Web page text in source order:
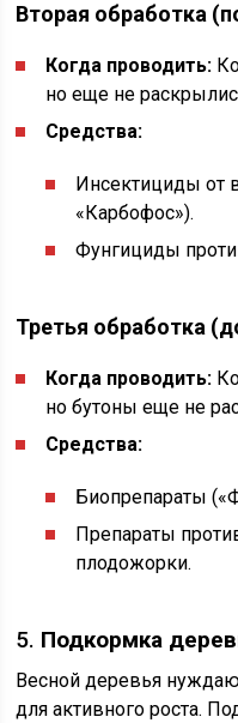
Вторая обработка
Когда проводить:
но еще не
Средства:
Инсектициды от
«Карбофос»).
Фунгициды
Третья обработка
Когда проводить:
но бутоны еще не
Средства:
Биопрепараты
Препараты
плодожорки.
5. Подкормка
Весной деревья
для активного роста.